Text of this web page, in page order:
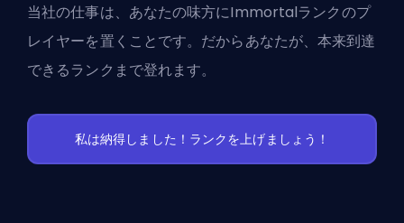
当社の仕事は、あなたの味方にImmortalランクのプ
レイヤーを置くことです。だからあなたが、本来到達
できるランクまで登れます。
私は納得しました！ランクを上げましょう！